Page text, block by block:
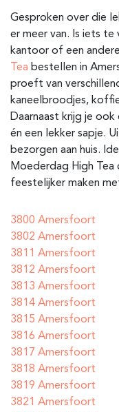
Gesproken over die
er meer van. Is iets te
kantoor of een
Tea bestellen in
proeft van
kaneelbroodjes,
Daarnaast krijg je
én een lekker sapje.
bezorgen aan huis.
Moederdag High
feestelijker maken
3800 Amersfoort
3802 Amersfoort
3811 Amersfoort
3812 Amersfoort
3813 Amersfoort
3814 Amersfoort
3815 Amersfoort
3816 Amersfoort
3817 Amersfoort
3818 Amersfoort
3819 Amersfoort
3821 Amersfoort